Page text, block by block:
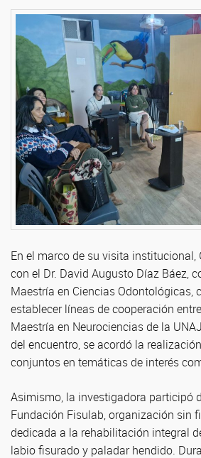
En el marco de su visita institucional,
con el Dr. David Augusto Díaz Báez,
Maestría en Ciencias Odontológicas,
establecer líneas de cooperación
Maestría en Neurociencias de la
del encuentro, se acordó la
conjuntos en temáticas de interés
Asimismo, la investigadora participó
Fundación Fisulab, organización sin
dedicada a la rehabilitación integral
labio fisurado y paladar hendido.